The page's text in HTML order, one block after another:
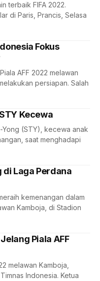
terbaik FIFA 2022.
di Paris, Prancis, Selasa
Fokus
AFF 2022 melawan
persiapan. Salah
Kecewa
Yong (STY), kecewa anak
saat menghadapi
Laga Perdana
kemenangan dalam
Kamboja, di Stadion
Piala AFF
melawan Kamboja,
Indonesia. Ketua